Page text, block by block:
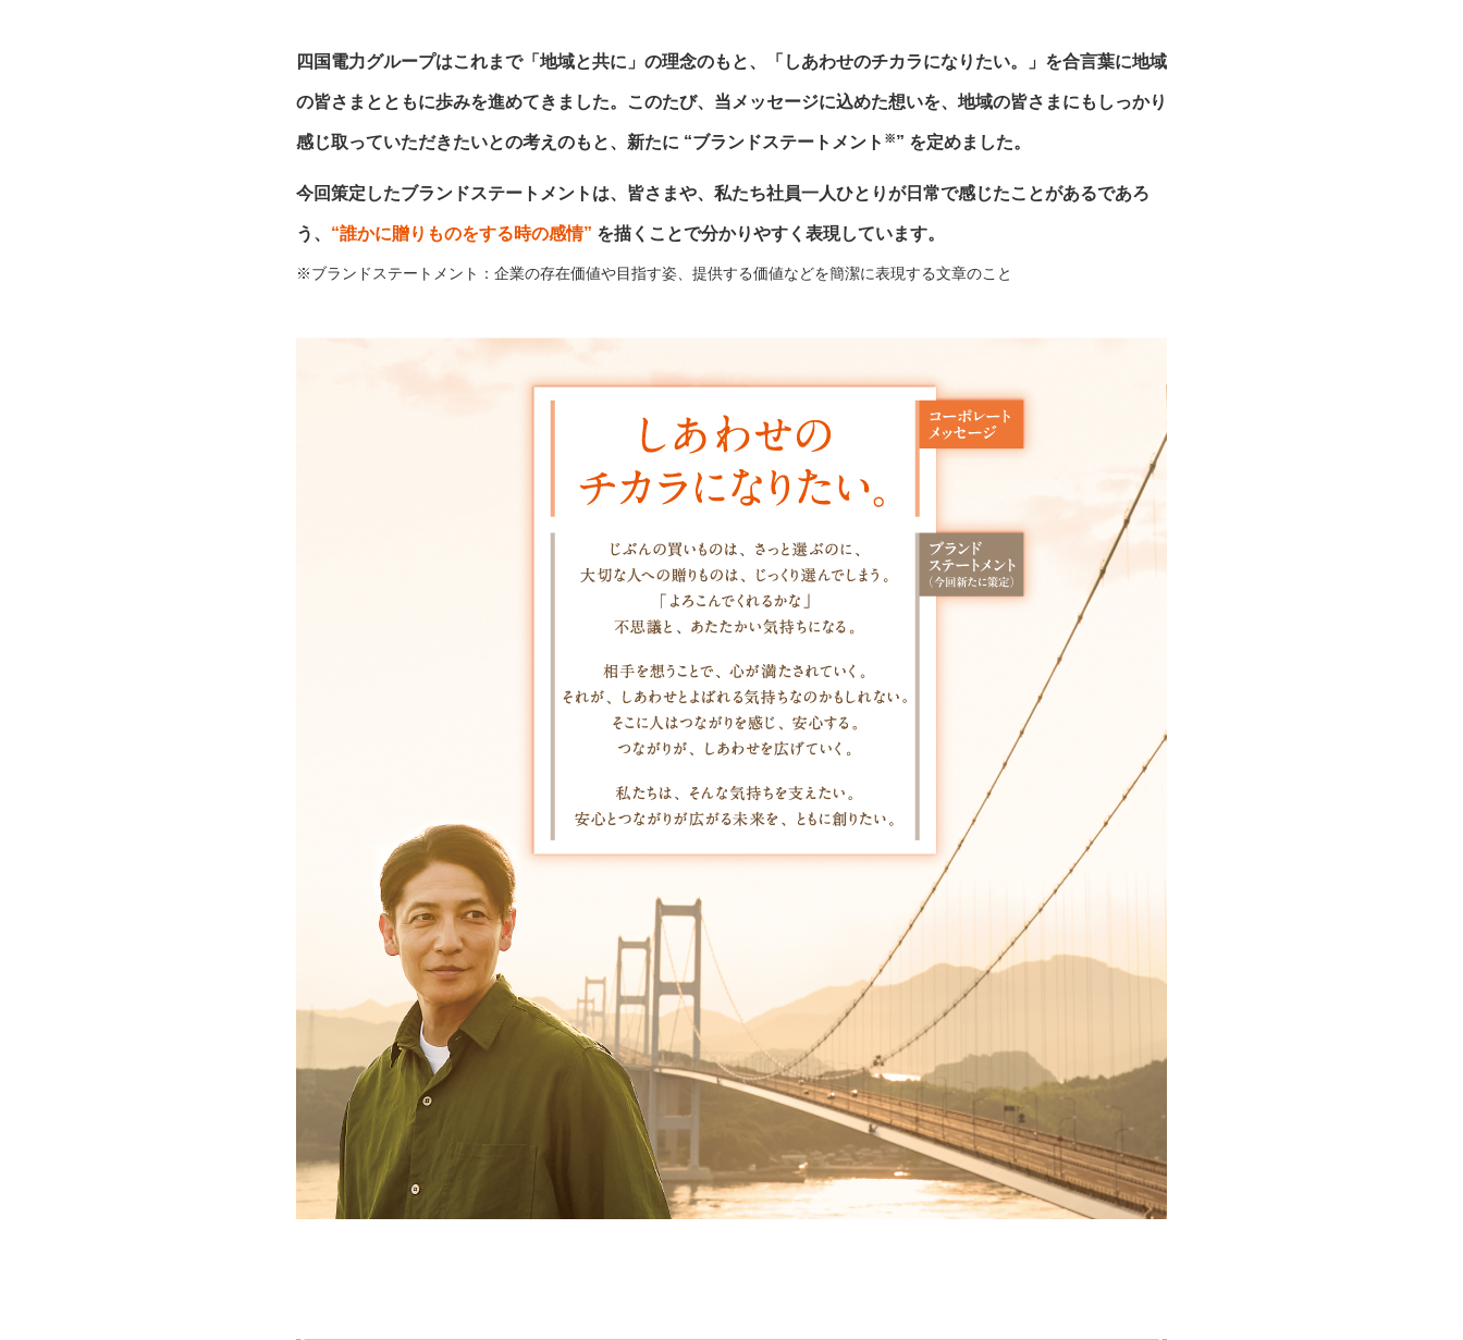
四国電力グループはこれまで「地域と共に」の理念のもと、「しあわせのチカラになりたい。」を合言葉に地域
の皆さまとともに歩みを進めてきました。このたび、当メッセージに込めた想いを、地域の皆さまにもしっかり
感じ取っていただきたいとの考えのもと、新たに “ブランドステートメント ※” を定めました。
今回策定したブランドステートメントは、皆さまや、私たち社員一人ひとりが日常で感じたことがあるであろ
う、 “誰かに贈りものをする時の感情” を描くことで分かりやすく表現しています。
※ブランドステートメント：企業の存在価値や目指す姿、提供する価値などを簡潔に表現する文章のこと